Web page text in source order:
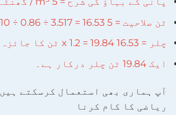
ٹن صلاحیت = 5 x 10 ÷ 0.86 ÷ 3.517 = 16.53 ٹن
چلر = 16.53 x 1.2 = 19.84 ٹن کا جائزہ لیں
ایک 19.84 ٹن چلر درکار ہے۔
آپ ہماری بھی استعمال کرسکتے ہیں
ریاضی کا کام کرنا